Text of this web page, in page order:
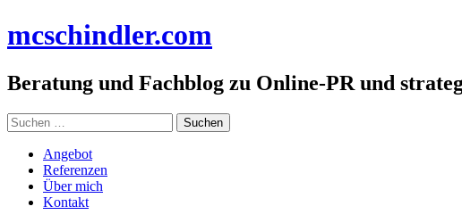
Inhalt
mcschindler.com
Beratung und Fachblog zu Online-PR und
Suchen
nach:
Angebot
Referenzen
Über mich
Kontakt